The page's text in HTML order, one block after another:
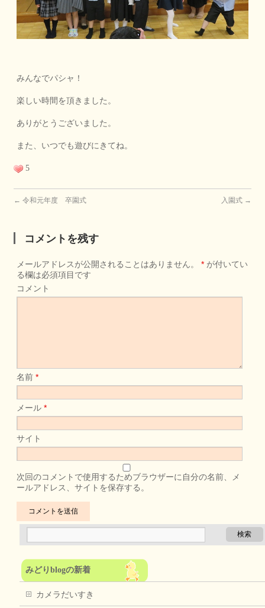
みんなでパシャ！
楽しい時間を頂きました。
ありがとうございました。
また、いつでも遊びにきてね。
5
← 令和元年度 卒園式 入園式 →
コメントを残す
メールアドレスが公開されることはありません。 * が付いてい
る欄は必須項目です
コメント
名前*
メール*
サイト
次回のコメントで使用するためブラウザーに自分の名前、メ
ールアドレス、サイトを保存する。
みどりblogの新着
カメラだいすき